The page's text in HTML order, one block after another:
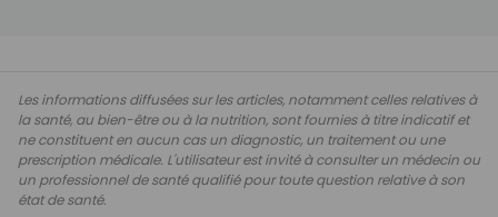
Les informations diffusées sur les articles, notamment celles relatives à
la santé, au bien-être ou à la nutrition, sont fournies à titre indicatif et
ne constituent en aucun cas un diagnostic, un traitement ou une
prescription médicale. L'utilisateur est invité à consulter un médecin ou
un professionnel de santé qualifié pour toute question relative à son
état de santé.